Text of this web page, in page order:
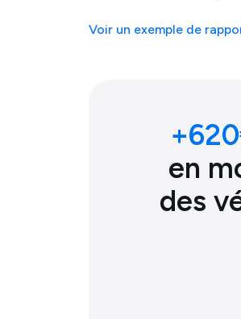
Voir un exemple de
+620
en
des